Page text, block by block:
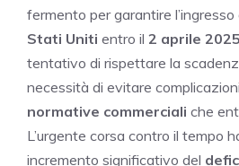
fermento per garantire l’ingresso
Stati Uniti entro il 2 aprile 2025
tentativo di rispettare la
necessità di evitare
normative commerciali che
L’urgente corsa contro il tempo
incremento significativo del